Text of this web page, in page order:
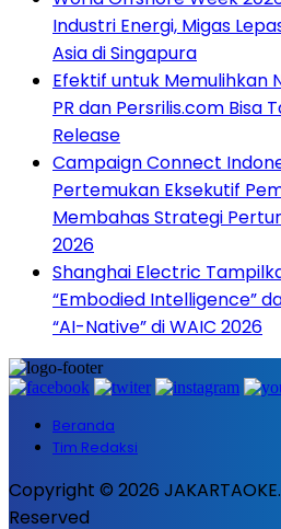
Industri Energi, Migas
Asia di Singapura
Efektif untuk Memulihkan
PR dan Persrilis.com Bisa
Release
Campaign Connect
Pertemukan Eksekutif
Membahas Strategi
2026
Shanghai Electric
“Embodied Intelligence”
“AI-Native” di WAIC 2026
Beranda
Tim Redaksi
Copyright © 2026
Reserved